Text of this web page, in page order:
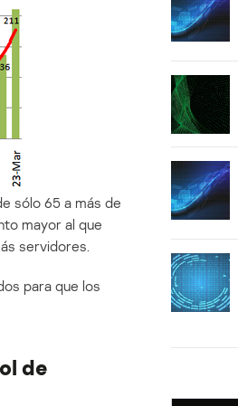
sólo 65 a más de
mayor al que
servidores.
para que los
de